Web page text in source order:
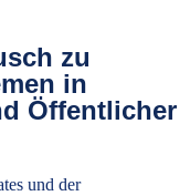
zu
in
Öffentlicher
und der